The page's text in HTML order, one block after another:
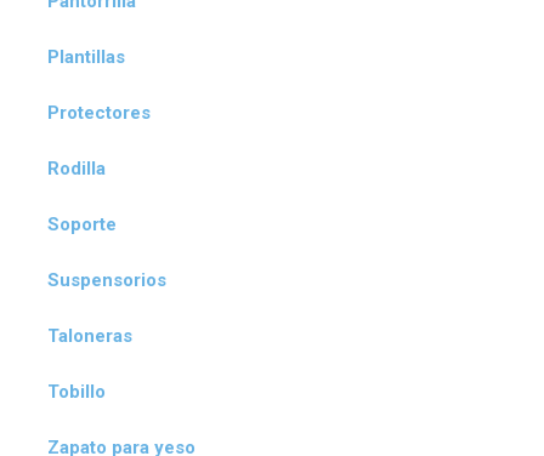
Plantillas
Protectores
Rodilla
Soporte
Suspensorios
Taloneras
Tobillo
Zapato para yeso